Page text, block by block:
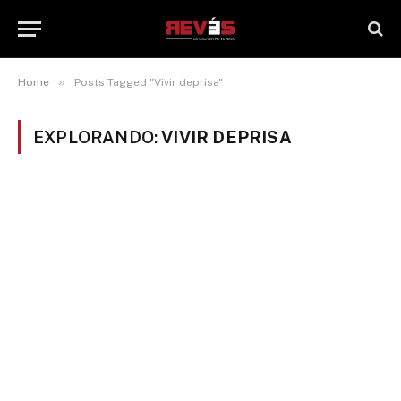
Home » Posts Tagged "Vivir deprisa"
EXPLORANDO:VIVIR DEPRISA